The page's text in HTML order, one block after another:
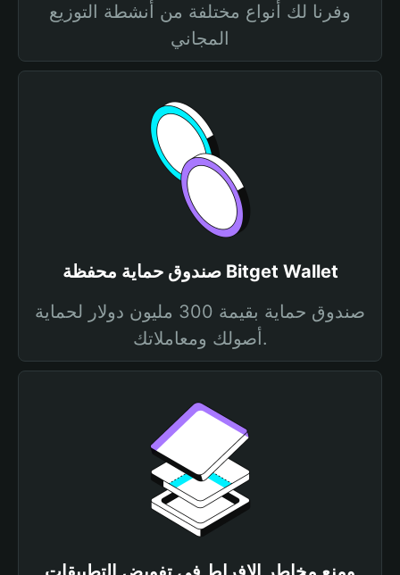
وفرنا لك أنواع مختلفة من أنشطة التوزيع
المجاني
صندوق حماية محفظة Bitget Wallet
صندوق حماية بقيمة 300 مليون دولار لحماية
أصولك ومعاملاتك.